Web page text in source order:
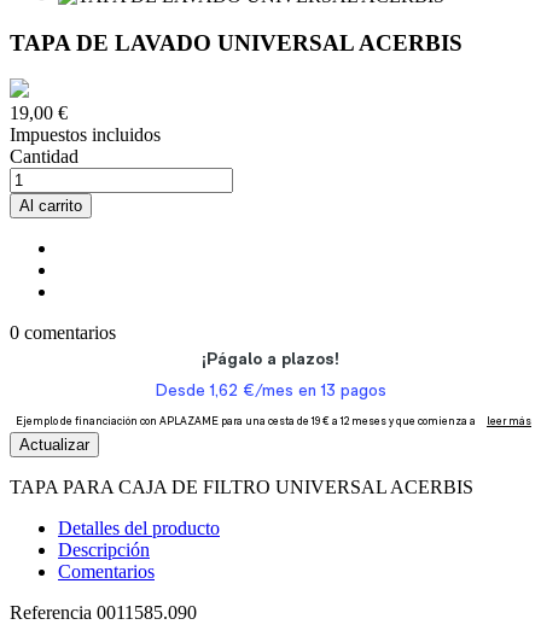
TAPA DE LAVADO UNIVERSAL ACERBIS
19,00 €
Impuestos incluidos
Cantidad
Al carrito
0 comentarios
TAPA PARA CAJA DE FILTRO UNIVERSAL ACERBIS
Detalles del producto
Descripción
Comentarios
Referencia 0011585.090